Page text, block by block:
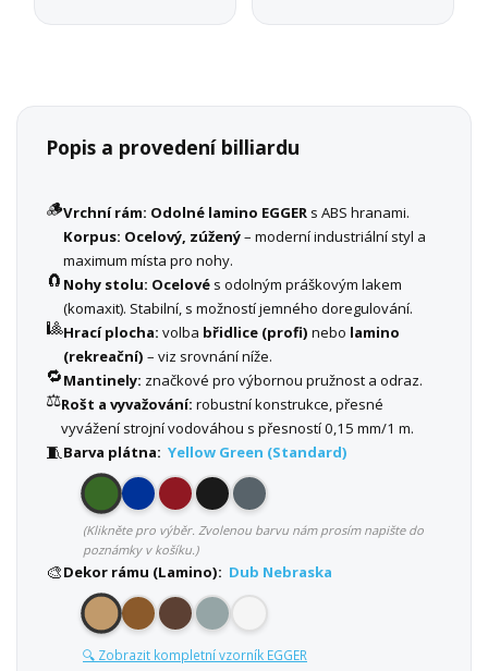
Popis a provedení billiardu
🪵Vrchní rám: Odolné lamino EGGER s ABS hranami.
Korpus: Ocelový, zúžený– moderní industriální styl a
maximum místa pro nohy.
🧲 Nohy stolu: Ocelové s odolným práškovým lakem
(komaxit). Stabilní, s možností jemného doregulování.
🎱Hrací plocha: volba břidlice (profi) nebo lamino
(rekreační) – viz srovnání níže.
🔁Mantinely: značkové pro výbornou pružnost a odraz.
⚖️Rošt a vyvažování: robustní konstrukce, přesné
vyvážení strojní vodováhou s přesností 0,15 mm/1 m.
🧵Barva plátna: Yellow Green (Standard)
(Klikněte pro výběr. Zvolenou barvu nám prosím napište do
poznámky v košíku.)
🎨Dekor rámu (Lamino): Dub Nebraska
🔍 Zobrazit kompletní vzorník EGGER